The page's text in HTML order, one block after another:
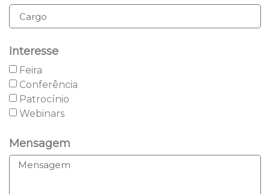
Interesse
Feira
Conferência
Patrocínio
Webinars
Mensagem